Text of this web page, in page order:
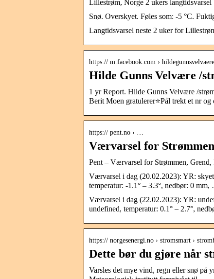
Lillestrøm, Norge 2 ukers langtidsvarsel
Snø. Overskyet. Føles som: -5 °C.
Langtidsvarsel neste 2 uker for
https:// m.facebook.com ›
Hilde Gunns Velvære /
1 yr Report. Hilde Gunns Velvære /
Berit Moen gratulerer⭐Pål trekt et nr
https:// pent.no › …
Værvarsel for
Pent – Værvarsel for Strømmen,
Værvarsel i dag (20.02.2023): YR:
temperatur: -1.1° – 3.3°, nedbør: 0
Værvarsel i dag (22.02.2023): YR:
undefined, temperatur: 0.1° – 2.7°,
https:// norgesenergi.no › stromsmart ›
Dette bør du gjøre når
Varsles det mye vind, regn eller snø på